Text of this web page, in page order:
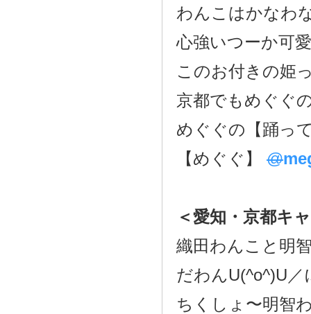
わんこはかなわ
心強いつーか可
このお付きの姫
めぐぐの【踊っ
【めぐぐ】 @
＜愛知・京都キ
織田わんこと明
だわんU(^o^)U／
ちくしょ〜明智